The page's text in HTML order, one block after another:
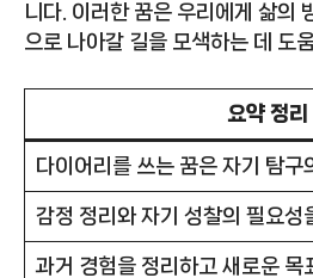
니다. 이러한 꿈은 우리에게 삶의
으로 나아갈 길을 모색하는 데 도
요약 정리
다이어리를 쓰는 꿈은 자기 탐구
감정 정리와 자기 성찰의 필요성
과거 경험을 정리하고 새로운 목